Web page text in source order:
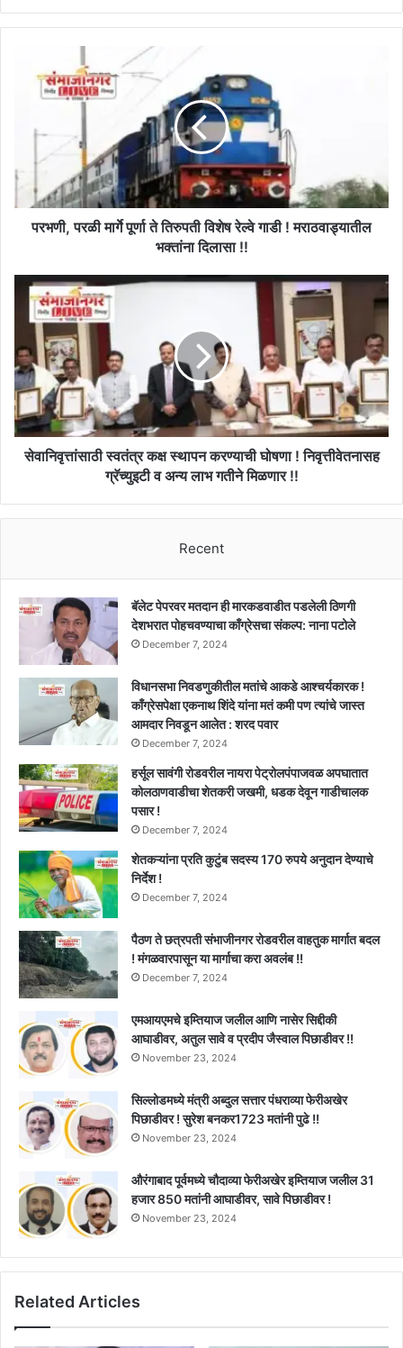
विशेष
गाडी
दिलासा
परभणी, परळी मार्गे पूर्णा ते तिरुपती विशेष रेल्वे गाडी ! मराठवाड्यातील
भक्तांना दिलासा !!
सेवानिवृत्तांसाठी
स्वतंत्र
कक्ष
स्थापन
करण्याची
घोषणा
!
निवृत्तीवेतनासह
ग्रॅच्युइटी
सेवानिवृत्तांसाठी स्वतंत्र कक्ष स्थापन करण्याची घोषणा ! निवृत्तीवेतनासह
ग्रॅच्युइटी व अन्य लाभ गतीने मिळणार !!
Recent
बॅलेट पेपरवर मतदान ही मारकडवाडीत पडलेली ठिणगी
देशभरात पोहचवण्याचा काँग्रेसचा संकल्प: नाना पटोले
December 7, 2024
विधानसभा निवडणुकीतील मतांचे आकडे आश्चर्यकारक !
काँग्रेसपेक्षा एकनाथ शिंदे यांना मतं कमी पण त्यांचे जास्त
आमदार निवडून आलेत : शरद पवार
December 7, 2024
हर्सूल सावंगी रोडवरील नायरा पेट्रोलपंपाजवळ अपघातात
कोलठाणवाडीचा शेतकरी जखमी, धडक देवून गाडीचालक
पसार !
December 7, 2024
शेतकऱ्यांना प्रति कुटुंब सदस्य 170 रुपये अनुदान देण्याचे
निर्देश !
December 7, 2024
पैठण ते छत्रपती संभाजीनगर रोडवरील वाहतुक मार्गात बदल
! मंगळवारपासून या मार्गाचा करा अवलंब !!
December 7, 2024
एमआयएमचे इम्तियाज जलील आणि नासेर सिद्दीकी
आघाडीवर, अतुल सावे व प्रदीप जैस्वाल पिछाडीवर !!
November 23, 2024
सिल्लोडमध्ये मंत्री अब्दुल सत्तार पंधराव्या फेरीअखेर
पिछाडीवर ! सुरेश बनकर1723 मतांनी पुढे !!
November 23, 2024
औरंगाबाद पूर्वमध्ये चौदाव्या फेरीअखेर इम्तियाज जलील 31
हजार 850 मतांनी आघाडीवर, सावे पिछाडीवर !
November 23, 2024
Related Articles